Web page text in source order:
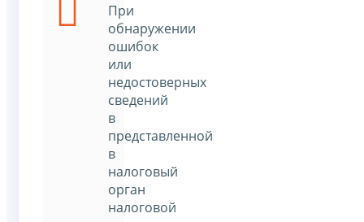
При
обнаружении
ошибок
или
недостоверных
сведений
в
представленной
в
налоговый
орган
налоговой